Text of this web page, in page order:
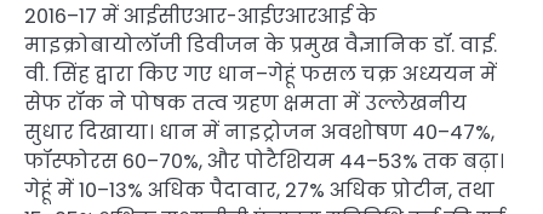
2016–17 में आईसीएआर-आईएआरआई के
माइक्रोबायोलॉजी डिवीजन के प्रमुख वैज्ञानिक डॉ. वाई.
वी. सिंह द्वारा किए गए धान–गेहूं फसल चक्र अध्ययन में
सेफ रॉक ने पोषक तत्व ग्रहण क्षमता में उल्लेखनीय
सुधार दिखाया। धान में नाइट्रोजन अवशोषण 40–47%,
फॉस्फोरस 60–70%, और पोटैशियम 44–53% तक बढ़ा।
गेहूं में 10–13% अधिक पैदावार, 27% अधिक प्रोटीन, तथा